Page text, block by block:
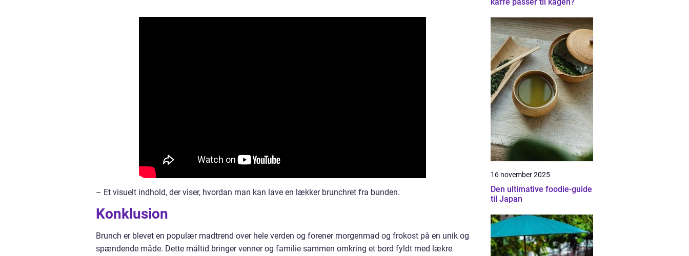
– Et visuelt indhold, der viser, hvordan man kan lave en lækker brunchret fra bunden.
Konklusion
Brunch er blevet en populær madtrend over hele verden og forener morgenmad og frokost på en unik og
spændende måde. Dette måltid bringer venner og familie sammen omkring et bord fyldt med lækre
16 november 2025
Den ultimative foodie-guide
til Japan